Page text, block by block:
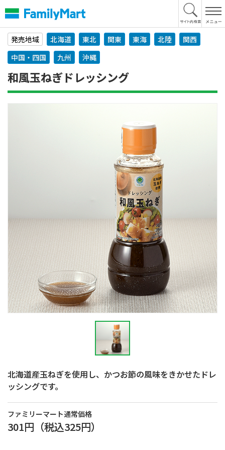
文
へ
発売地域
北海道 東北 関東 東海 北陸
関西
中国・四国
九州 沖縄
和風玉ねぎドレッシング
北海道産玉ねぎを使用し、かつお節の風味をきかせたドレ
ッシングです。
ファミリーマート通常価格
301円 （税込325円）